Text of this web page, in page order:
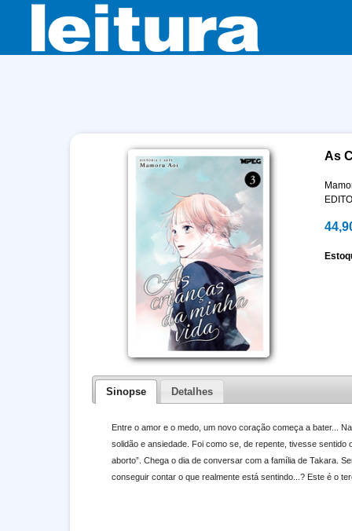
As
Sinopse Detalhes
Entre o amor e o medo, um novo coração começa a bater...
solidão e ansiedade. Foi como se, de repente, tivesse
aborto”. Chega o dia de conversar com a família de Takara.
conseguir contar o que realmente está sentindo...? Este é o